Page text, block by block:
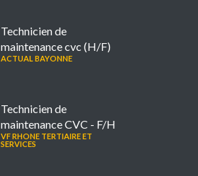
Technicien de
maintenance cvc (H/F)
ACTUAL BAYONNE
Technicien de
maintenance CVC - F/H
VF RHONE TERTIAIRE ET
SERVICES